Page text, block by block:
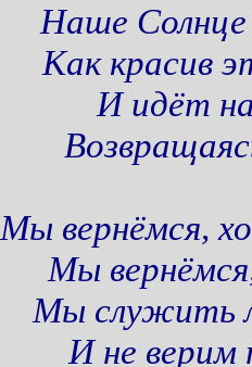
Наше Солнце
Как красив
И идёт
Мы вернёмся,
Мы
Мы служить
И не верим